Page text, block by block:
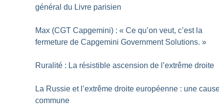
général du Livre parisien
Max (CGT Capgemini) : « Ce qu’on veut, c’est la
fermeture de Capgemini Government Solutions. »
Ruralité : La résistible ascension de l’extrême droite
La Russie et l’extrême droite européenne : une
commune